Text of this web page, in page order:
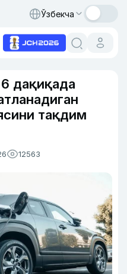
Ўзбекча
дақиқада
тақдим
12563